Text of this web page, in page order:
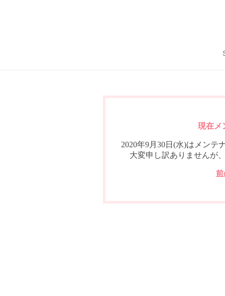
現在メ
2020年9月30日(水)はメンテ
大変申し訳ありませんが
前